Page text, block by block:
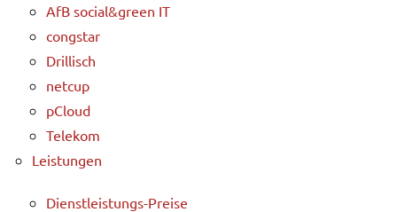
AfB social&green IT
congstar
Drillisch
netcup
pCloud
Telekom
Leistungen
Dienstleistungs-Preise